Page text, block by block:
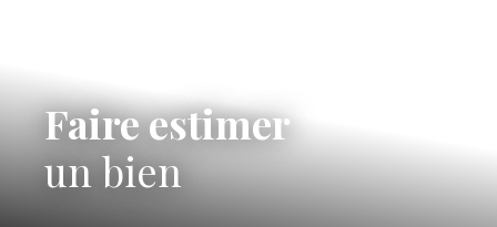
Faire estimer
un bien